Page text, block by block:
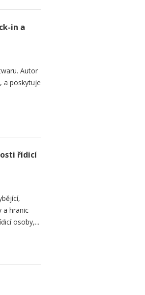
in a
Autor
a poskytuje
řídicí
a hranic
osoby,...